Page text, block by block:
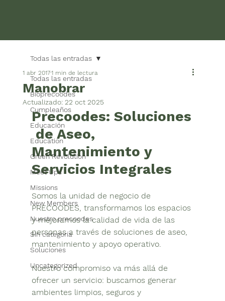
Todas las entradas
Bioprecoodes
Cumpleaños
Educación
Education
Green Revolution
Meet Ups
Missions
New Members
Nuestro precoodes
Sin categoría
Soluciones
Uncategorized
Todas las entradas
Manobrar
1 abr 20171 min de lectura
Actualizado: 22 oct 2025
Precoodes: Soluciones
de Aseo,
Mantenimiento y
Servicios Integrales
Somos la unidad de negocio de
PRECOODES, transformamos los espacios
y mejoramos la calidad de vida de las
personas a través de soluciones de aseo,
mantenimiento y apoyo operativo.
Nuestro compromiso va más allá de
ofrecer un servicio: buscamos generar
ambientes limpios, seguros y